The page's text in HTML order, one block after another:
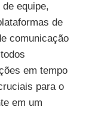
equipe,
de
comunicação
em tempo
para o
em um